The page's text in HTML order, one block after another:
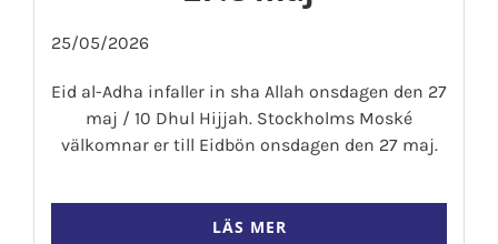
25/05/2026
Eid al-Adha infaller in sha Allah onsdagen den 27
maj / 10 Dhul Hijjah. Stockholms Moské
välkomnar er till Eidbön onsdagen den 27 maj.
LÄS MER